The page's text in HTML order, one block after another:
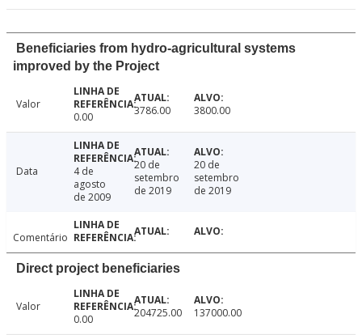
Beneficiaries from hydro-agricultural systems
improved by the Project
Valor
0.00
3786.00 3800.00
Data
4 de
agosto
de 2009
20 de
setembro
de 2019
20 de
setembro
de 2019
Comentário
Direct project beneficiaries
Valor
0.00
204725.00 137000.00